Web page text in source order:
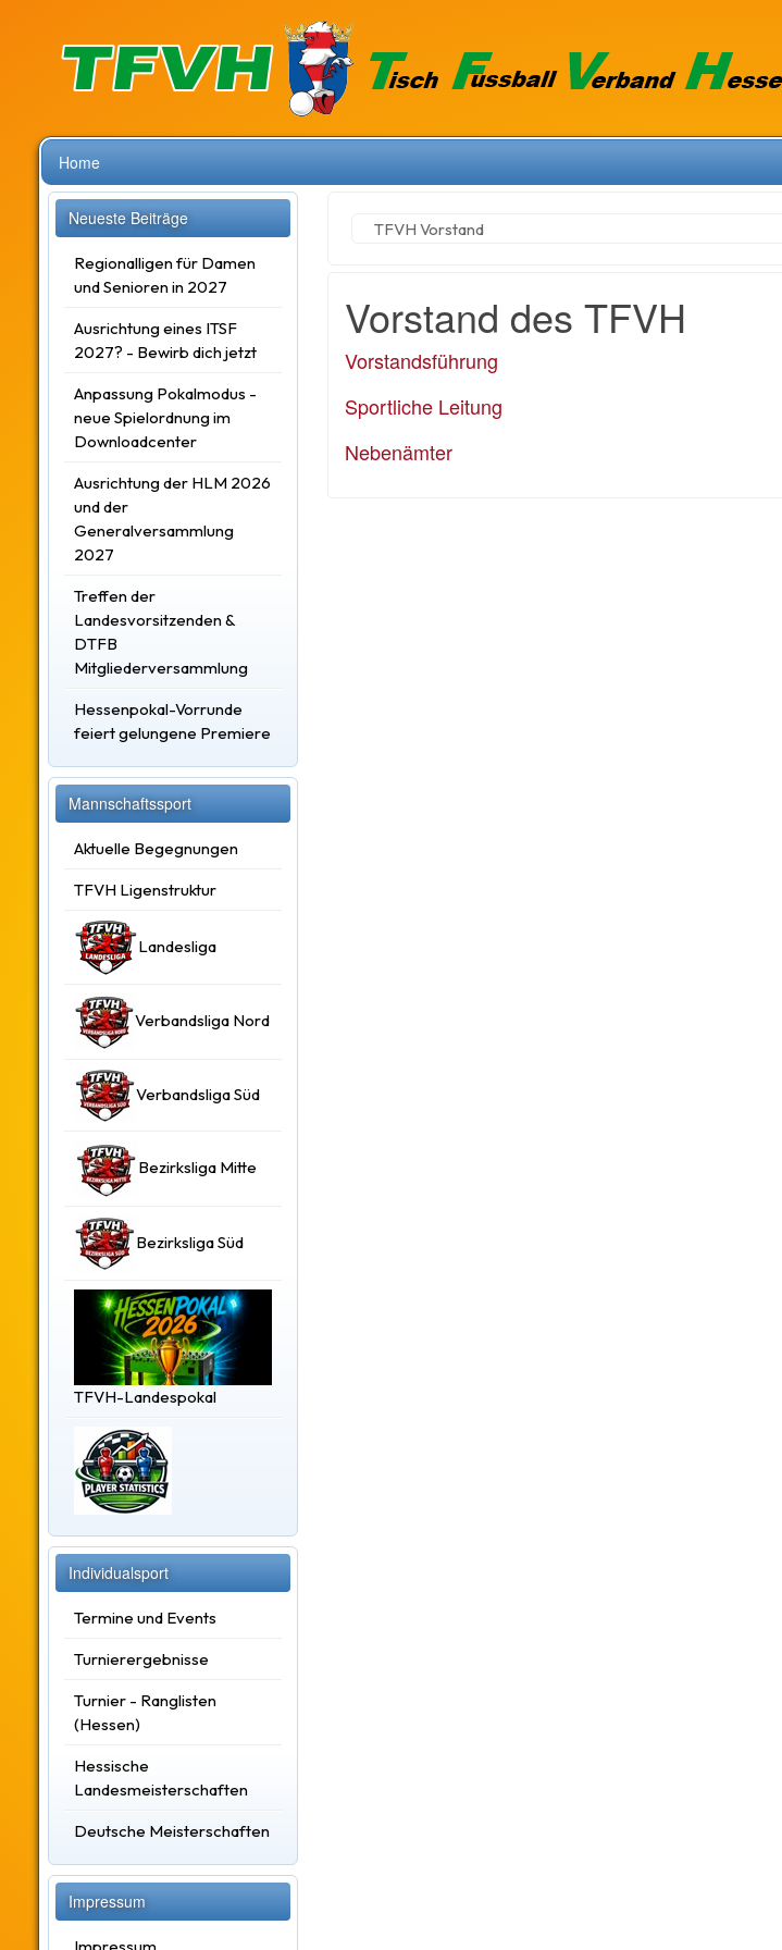
Home
Neueste Beiträge
Regionalligen für Damen
und Senioren in 2027
Ausrichtung eines ITSF
2027? - Bewirb dich jetzt
Anpassung Pokalmodus -
neue Spielordnung im
Downloadcenter
Ausrichtung der HLM 2026
und der
Generalversammlung
2027
Treffen der
Landesvorsitzenden &
DTFB
Mitgliederversammlung
Hessenpokal-Vorrunde
feiert gelungene Premiere
Mannschaftssport
Aktuelle Begegnungen
TFVH Ligenstruktur
Landesliga
Verbandsliga Nord
Verbandsliga Süd
Bezirksliga Mitte
Bezirksliga Süd
TFVH-Landespokal
Individualsport
Termine und Events
Turnierergebnisse
Turnier - Ranglisten
(Hessen)
Hessische
Landesmeisterschaften
Deutsche Meisterschaften
Impressum
TFVH Vorstand
Vorstand des TFVH
Vorstandsführung
Sportliche Leitung
Nebenämter